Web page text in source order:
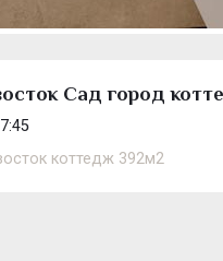
Сад город
коттедж 392м2